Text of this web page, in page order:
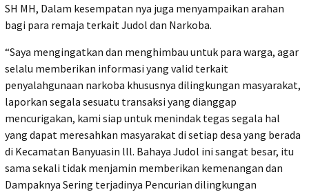
SH MH, Dalam kesempatan nya juga menyampaikan arahan
bagi para remaja terkait Judol dan Narkoba.
“Saya mengingatkan dan menghimbau untuk para warga, agar
selalu memberikan informasi yang valid terkait
penyalahgunaan narkoba khususnya dilingkungan masyarakat,
laporkan segala sesuatu transaksi yang dianggap
mencurigakan, kami siap untuk menindak tegas segala hal
yang dapat meresahkan masyarakat di setiap desa yang berada
di Kecamatan Banyuasin lll. Bahaya Judol ini sangat besar, itu
sama sekali tidak menjamin memberikan kemenangan dan
Dampaknya Sering terjadinya Pencurian dilingkungan